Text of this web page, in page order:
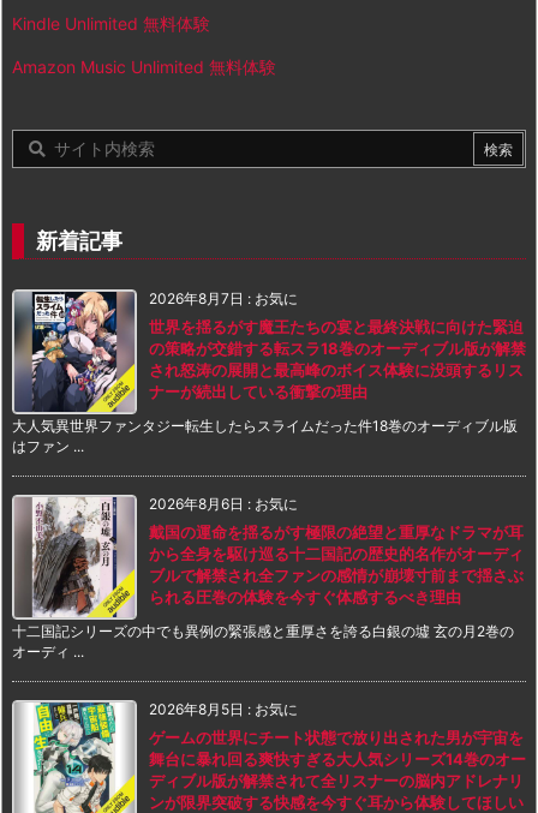
Kindle Unlimited 無料体験
Amazon Music Unlimited 無料体験
新着記事
2026年8月7日 : お気に
世界を揺るがす魔王たちの宴と最終決戦に向けた緊迫
の策略が交錯する転スラ18巻のオーディブル版が解禁
され怒涛の展開と最高峰のボイス体験に没頭するリス
ナーが続出している衝撃の理由
大人気異世界ファンタジー転生したらスライムだった件18巻のオーディブル版
はファン ...
2026年8月6日 : お気に
戴国の運命を揺るがす極限の絶望と重厚なドラマが耳
から全身を駆け巡る十二国記の歴史的名作がオーディ
ブルで解禁され全ファンの感情が崩壊寸前まで揺さぶ
られる圧巻の体験を今すぐ体感するべき理由
十二国記シリーズの中でも異例の緊張感と重厚さを誇る白銀の墟 玄の月2巻の
オーディ ...
2026年8月5日 : お気に
ゲームの世界にチート状態で放り出された男が宇宙を
舞台に暴れ回る爽快すぎる大人気シリーズ14巻のオー
ディブル版が解禁されて全リスナーの脳内アドレナリ
ンが限界突破する快感を今すぐ耳から体験してほしい